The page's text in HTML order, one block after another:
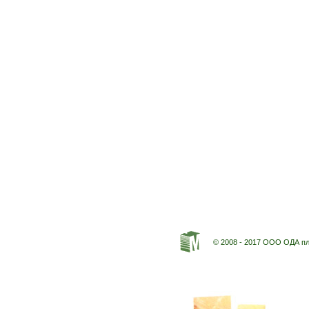
© 2008 - 2017 ООО ОДА